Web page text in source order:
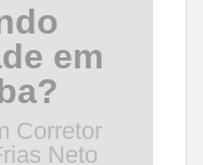
em
Corretor
Neto